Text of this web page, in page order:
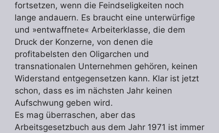
fortsetzen, wenn die Feindseligkeiten noch
lange andauern. Es braucht eine unterwürfige
und »entwaffnete« Arbeiterklasse, die dem
Druck der Konzerne, von denen die
profitabelsten den Oligarchen und
transnationalen Unternehmen gehören, keinen
Widerstand entgegensetzen kann. Klar ist jetzt
schon, dass es im nächsten Jahr keinen
Aufschwung geben wird.
Es mag überraschen, aber das
Arbeitsgesetzbuch aus dem Jahr 1971 ist immer